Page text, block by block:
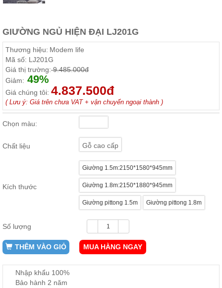
Nội
Phòng
Giường
áo, bàn
trang
điểm
Nội
Thất
ăn,
Công,
Vườn
Bàn
ghế
GIƯỜNG NGỦ HIỆN ĐẠI LJ201G
Thương hiệu: Modem life
Mã số: LJ201G
Giá thị trường:9.485.000đ
Giảm: 49%
Giá chúng tôi: 4.837.500đ
( Lưu ý: Giá trên chưa VAT + vận chuyển ngoại thành )
Chọn màu:
Chất liệu Gỗ cao cấp
Kích thước
Giường 1.5m:2150*1580*945mm
Giường 1.8m:2150*1880*945mm
Giường pittong 1.5m Giường pittong 1.8m
Số lượng
THÊM VÀO GIỎ MUA HÀNG NGAY
Nhập khẩu 100%
Bảo hành 2 năm